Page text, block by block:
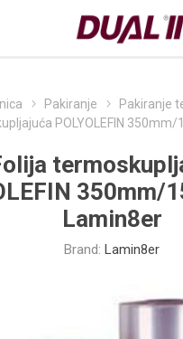
Pakiranje
Pakiranje
POLYOLEFIN
350mm/
Lamin8er
Brand: Lamin8er